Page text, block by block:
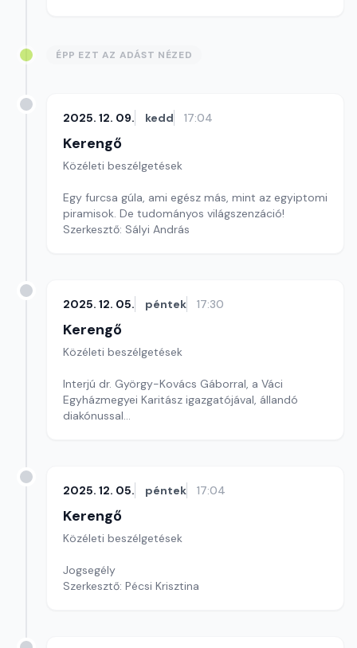
ÉPP EZT AZ ADÁST NÉZED
2025. 12. 09. kedd 17:04
Kerengő
Közéleti beszélgetések
Egy furcsa gúla, ami egész más, mint az egyiptomi
piramisok. De tudományos világszenzáció!
Szerkesztő: Sályi András
2025. 12. 05. péntek 17:30
Kerengő
Közéleti beszélgetések
Interjú dr. György-Kovács Gáborral, a Váci
Egyházmegyei Karitász igazgatójával, állandó
diakónussal
2025. 12. 05. péntek 17:04
Kerengő
Közéleti beszélgetések
Jogsegély
Szerkesztő: Pécsi Krisztina